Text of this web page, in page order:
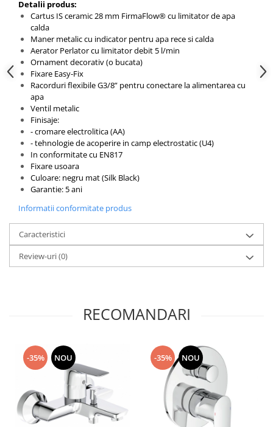
Detalii produs:
Cartus IS ceramic 28 mm FirmaFlow® cu limitator de apa
calda
Maner metalic cu indicator pentru apa rece si calda
Aerator Perlator cu limitator debit 5 l/min
Ornament decorativ (o bucata)
Fixare Easy-Fix
Racorduri flexibile G3/8” pentru conectare la alimentarea cu
apa
Ventil metalic
Finisaje:
- cromare electrolitica (AA)
- tehnologie de acoperire in camp electrostatic (U4)
In conformitate cu EN817
Fixare usoara
Culoare: negru mat (Silk Black)
Garantie: 5 ani
Informatii conformitate produs
Caracteristici
Review-uri(0)
RECOMANDARI
-35% NOU -35% NOU